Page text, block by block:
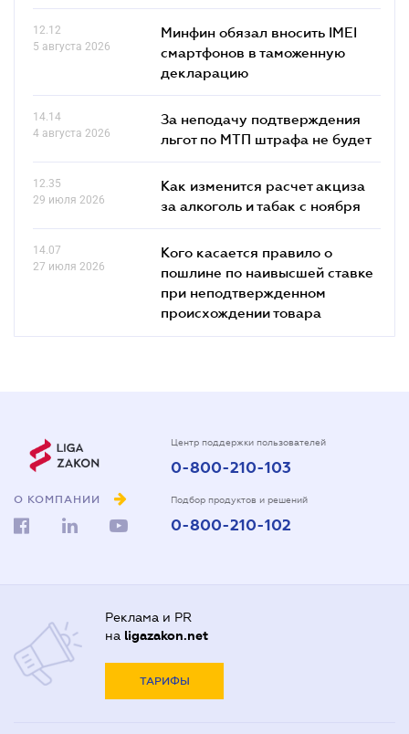
12.12
5 августа 2026
Минфин обязал вносить IMEI
смартфонов в таможенную
декларацию
14.14
4 августа 2026
За неподачу подтверждения
льгот по МТП штрафа не будет
12.35
29 июля 2026
Как изменится расчет акциза
за алкоголь и табак с ноября
14.07
27 июля 2026
Кого касается правило о
пошлине по наивысшей ставке
при неподтвержденном
происхождении товара
О КОМПАНИИ
Центр поддержки пользователей
0-800-210-103
Подбор продуктов и решений
0-800-210-102
Реклама и PR
на ligazakon.net
ТАРИФЫ